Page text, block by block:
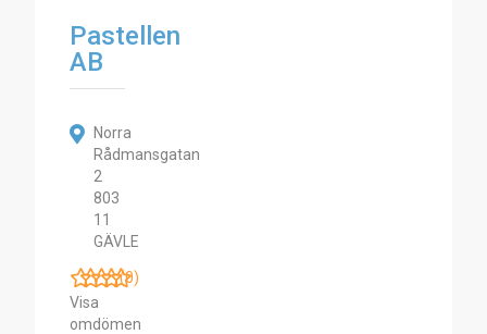
Pastellen
AB
Norra
Rådmansgatan
2
803
11
GÄVLE
(0)
Visa
omdömen